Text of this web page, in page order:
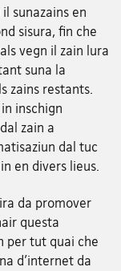
sunazains en
sisura, fin che
vegn il zain lura
suna la
zains restants.
inschign
zain a
dal tuc
en divers lieus.
da promover
questa
per tut quai che
d’internet da